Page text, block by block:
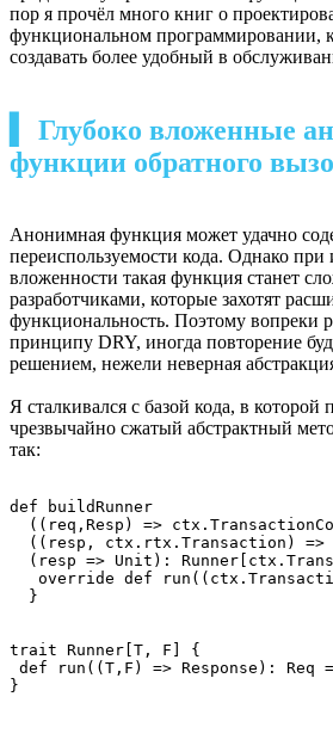
пор я прочёл много книг о
функциональном программировании,
создавать более удобный в
▍ Глубоко вложенные
функции обратного
Анонимная функция может удачно
переиспользуемости кода. Однако при
вложенности такая функция станет
разработчиками, которые захотят
функциональность. Поэтому вопреки
принципу DRY, иногда повторение
решением, нежели неверная
Я сталкивался с базой кода, в которой
чрезвычайно сжатый абстрактный
так:
def buildRunner
((req,Resp) =>
((resp, ctx.rtx.Transaction) =>
(resp => Unit):
override def
  }
trait Runner[T, F] {
def run((T,F) => Response): Req
}